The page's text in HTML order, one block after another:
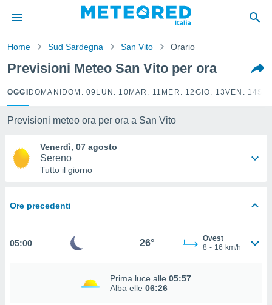
di
per
le
le
Home Sud Sardegna San Vito Orario
Previsioni Meteo San Vito per ora
OGGI DOMANI DOM. 09 LUN. 10 MAR. 11 MER. 12 GIO. 13VEN. 14
Previsioni meteo ora per ora a San Vito
Venerdì, 07 agosto
Sereno
Tutto il giorno
Ore precedenti
05:00 26°
Ovest
8 - 16 km/h
Prima luce alle 05:57
Alba elle 06:26